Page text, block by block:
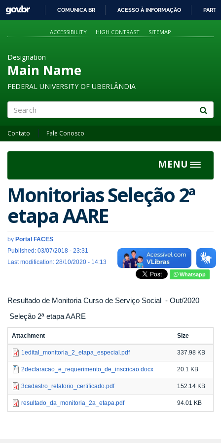
PARA
O
GOVBR
COMUNICA BR ACESSO À INFORMAÇÃO
ACCESSIBILITY HIGH CONTRAST SITEMAP
Designation
Main Name
FEDERAL UNIVERSITY OF UBERLÂNDIA
Contato Fale Conosco
MENU
Toggle
Monitorias Seleção 2ª
etapa AARE
by Portal FACES
Published: 03/07/2018 - 23:31
Last modification: 28/10/2020 - 14:13
Whatsapp
Resultado de Monitoria Curso de Serviço Social - Out/2020
Seleção 2ª etapa AARE
Attachment Size
1edital_monitoria_2_etapa_especial.pdf 337.98 KB
2declaracao_e_requerimento_de_inscricao.docx 20.1 KB
3cadastro_relatorio_certificado.pdf 152.14 KB
resultado_da_monitoria_2a_etapa.pdf 94.01 KB